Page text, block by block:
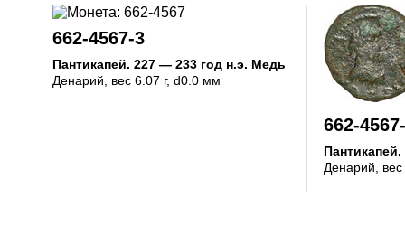
662-4567-3
Пантикапей. 227 — 233 год н.э. Медь
Денарий , вес 6.07 г, d0.0 мм
662-
Пантикапей.
Денарий ,